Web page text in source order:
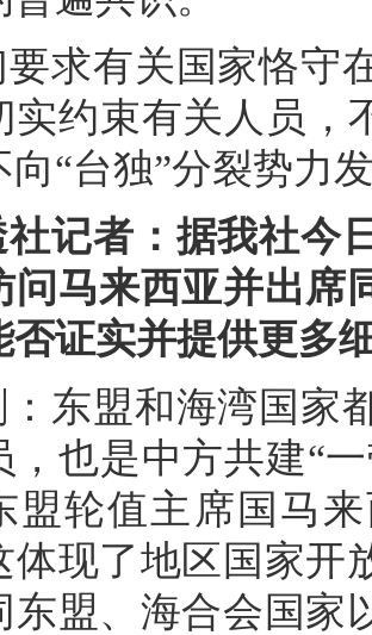
求有关国家恪守
实约束有关人员，
向“台独”分裂势力
社记者：据我社今
问马来西亚并出席
否证实并提供更多
东盟和海湾国家
，也是中方共建“
盟轮值主席国马
体现了地区国家开
东盟、海合会国家